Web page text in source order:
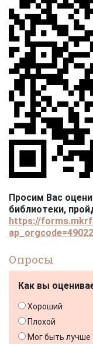
Просим Вас
библиотеки,
https://
Опросы
Как вы
Хороший
Плохой
Мог быть лучше